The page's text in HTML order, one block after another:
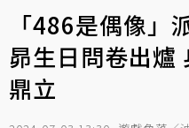
「486是偶像
昴生日問卷出爐
鼎立